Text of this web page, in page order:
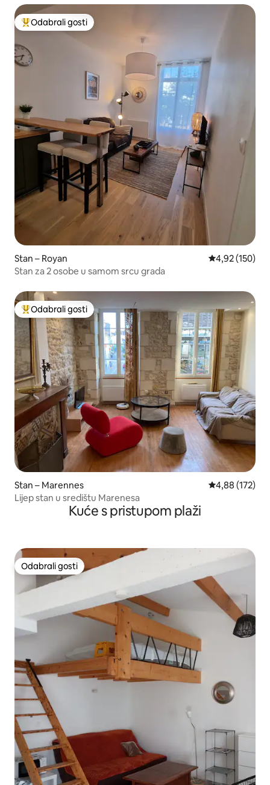
Među najviše rangiranima s oznakom „Odabrali gosti”
Odabrali gosti
Stan – Royan Prosječna
4,92 (150)
Stan za 2 osobe u samom srcu grada
Među najviše rangiranima s oznakom „Odabrali gosti”
Odabrali gosti
Stan – Marennes Prosječna
4,88 (172)
Lijep stan u središtu Marenesa
Kuće s pristupom plaži
Odabrali gosti
Odabrali gosti